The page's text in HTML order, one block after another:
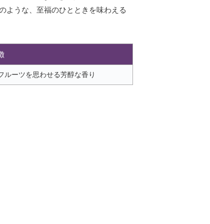
ような、至福のひとときを味わえる
ルーツを思わせる芳醇な香り